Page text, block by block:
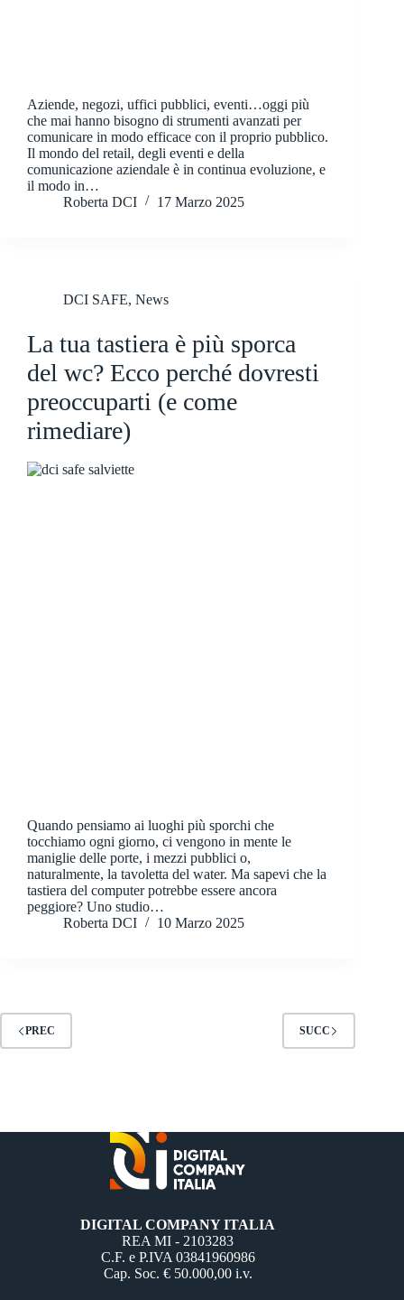
Aziende, negozi, uffici pubblici, eventi…oggi più
che mai hanno bisogno di strumenti avanzati per
comunicare in modo efficace con il proprio pubblico.
Il mondo del retail, degli eventi e della
comunicazione aziendale è in continua evoluzione, e
il modo in…
Roberta DCI
17 Marzo 2025
DCI SAFE, News
La tua tastiera è più sporca
del wc? Ecco perché dovresti
preoccuparti (e come
rimediare)
Quando pensiamo ai luoghi più sporchi che
tocchiamo ogni giorno, ci vengono in mente le
maniglie delle porte, i mezzi pubblici o,
naturalmente, la tavoletta del water. Ma sapevi che la
tastiera del computer potrebbe essere ancora
peggiore? Uno studio…
Roberta DCI
10 Marzo 2025
PREC SUCC
DIGITAL COMPANY ITALIA
REA MI - 2103283
C.F. e P.IVA 03841960986
Cap. Soc. € 50.000,00 i.v.